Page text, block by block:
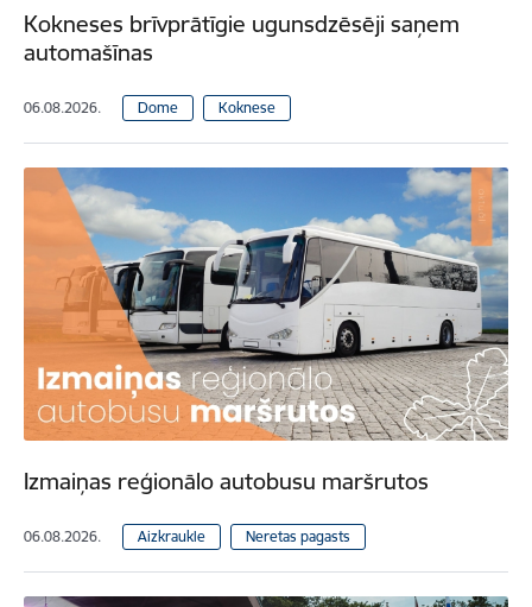
Kokneses brīvprātīgie ugunsdzēsēji saņem
automašīnas
06.08.2026. Dome Koknese
Izmaiņas reģionālo autobusu maršrutos
06.08.2026. Aizkraukle Neretas pagasts